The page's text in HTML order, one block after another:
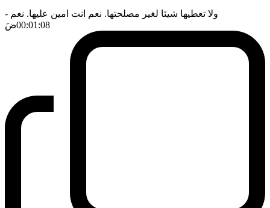
ولا تعطيها شيئا لغير مصلحتها. نعم انت امين عليها. نعم -
00:01:08ضَ